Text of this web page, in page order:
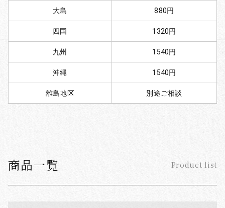
商品一覧 Product list
大島 880円
四国 1320円
九州 1540円
沖縄 1540円
離島地区 別途ご相談